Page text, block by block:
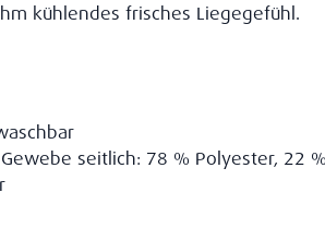
kühlendes frisches Liegegefühl.
seitlich: 78 % Polyester, 22